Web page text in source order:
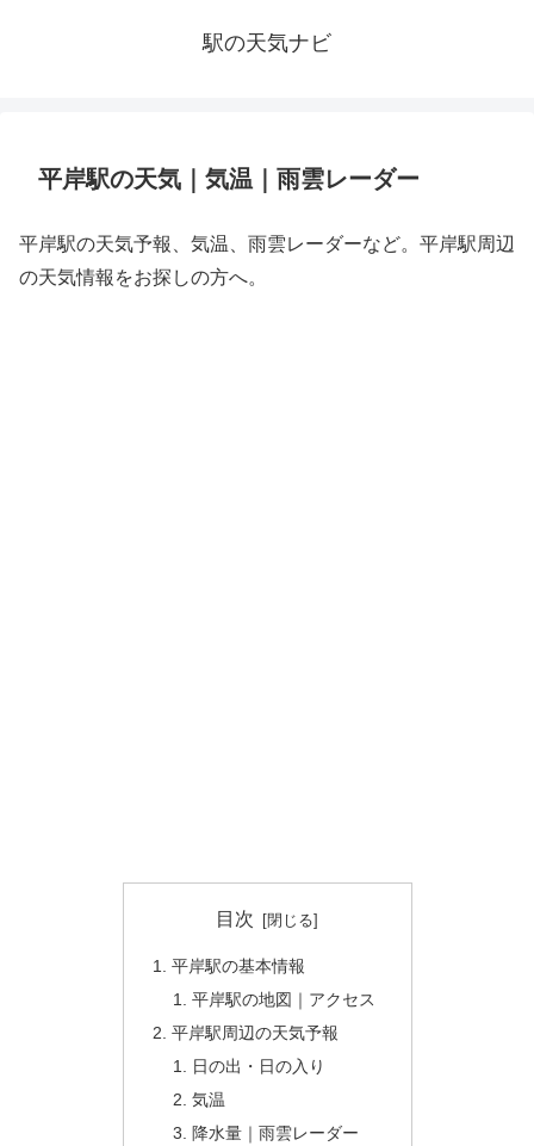
駅の天気ナビ
平岸駅の天気｜気温｜雨雲レーダー
平岸駅の天気予報、気温、雨雲レーダーなど。平岸駅周辺
の天気情報をお探しの方へ。
目次
平岸駅の基本情報
平岸駅の地図｜アクセス
平岸駅周辺の天気予報
日の出・日の入り
気温
降水量｜雨雲レーダー